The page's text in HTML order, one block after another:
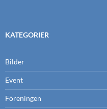
KATEGORIER
Bilder
Event
Föreningen